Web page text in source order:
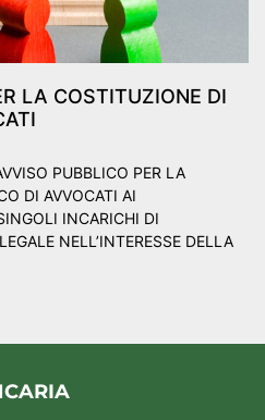
LA COSTITUZIONE DI
PUBBLICO PER LA
DI AVVOCATI AI
INCARICHI DI
NELL’INTERESSE DELLA